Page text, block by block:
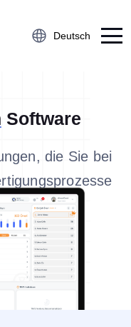
Deutsch
Software
die Sie bei